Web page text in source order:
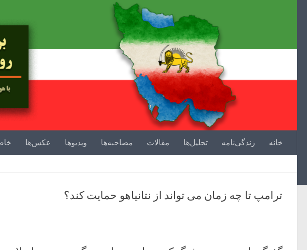
خانه زندگی‌نامه تحلیل‌ها مقالات مصاحبه‌ها ویدیوها عکس‌ها
ترامپ تا چه زمان می تواند از نتانیاهو حمایت کند؟